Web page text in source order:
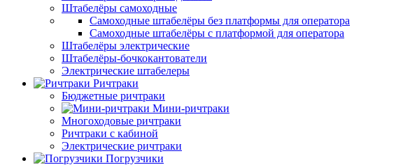
Штабелёры самоходные
Самоходные штабелёры без платформы для оператора
Самоходные штабелёры с платформой для оператора
Штабелёры электрические
Штабелёры-бочкокантователи
Электрические штабелеры
Ричтраки
Бюджетные ричтраки
Мини-ричтраки
Многоходовые ричтраки
Ричтраки с кабиной
Электрические ричтраки
Погрузчики